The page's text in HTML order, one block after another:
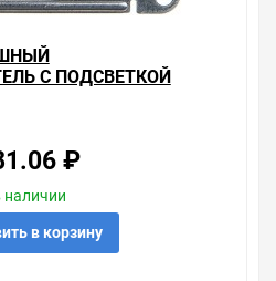
С ПОДСВЕТКОЙ
₽
наличии
в корзину